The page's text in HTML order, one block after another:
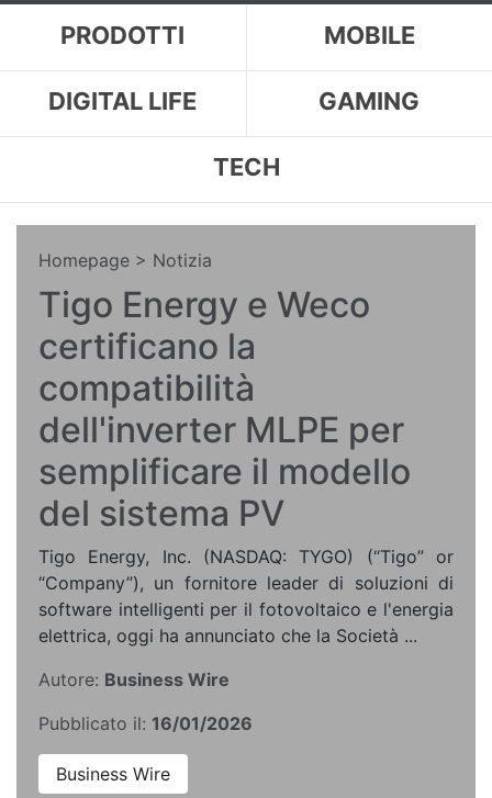
PRODOTTI MOBILE
DIGITAL LIFE GAMING
TECH
Homepage > Notizia
Tigo Energy e Weco
certificano la
compatibilità
dell'inverter MLPE per
semplificare il modello
del sistema PV
Tigo Energy, Inc. (NASDAQ: TYGO) (“Tigo” or
“Company”), un fornitore leader di soluzioni di
software intelligenti per il fotovoltaico e l'energia
elettrica, oggi ha annunciato che la Società ...
Autore: Business Wire
Pubblicato il: 16/01/2026
Business Wire